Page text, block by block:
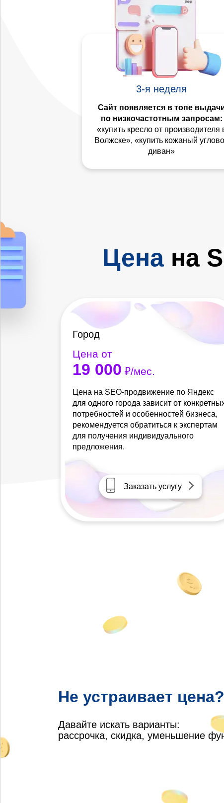
3-я неделя
Сайт появляется в топе
по низкочастотным запросам:
«купить кресло от производителя
Волжске», «купить кожаный
диван»
Ценана
Город
Цена от
19 000 ₽/мес.
Цена на SEO-продвижение по Яндекс
для одного города зависит от
потребностей и особенностей бизнеса,
рекомендуется обратиться к экспертам
для получения индивидуального
предложения.
Заказать услугу
Не устраивает цена?
Давайте искать варианты:
рассрочка, скидка, уменьшение